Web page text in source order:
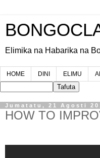
Elimika na Habarika na
HOME DINI ELIMU
Jumatatu, 21 Agosti
HOW TO